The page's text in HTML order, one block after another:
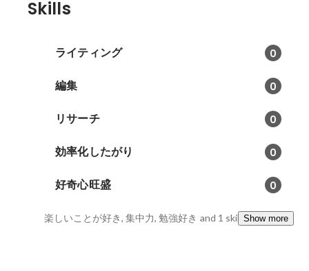
Skills
ライティング 0
編集 0
リサーチ 0
効率化したがり 0
好奇心旺盛 0
楽しいことが好き, 集中力, 勉強好き and 1 skillsShow more